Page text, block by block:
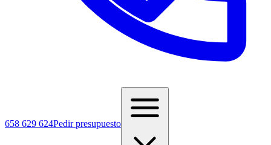
658 629 624Pedir presupuesto